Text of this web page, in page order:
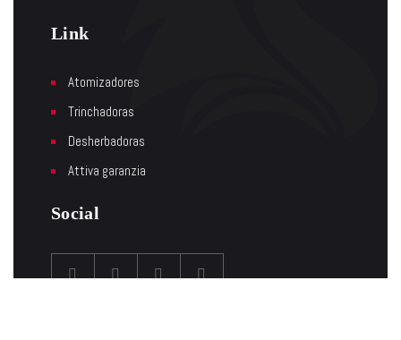
Link
Atomizadores
Trinchadoras
Desherbadoras
Attiva garanzia
Social